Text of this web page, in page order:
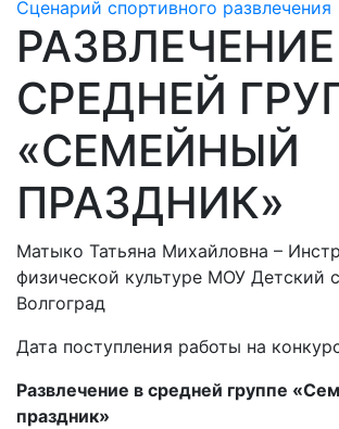
Сценарий спортивного развлечения
СРЕДНЕЙ
«СЕМЕЙНЫЙ
ПРАЗДНИК»
Матыко Татьяна Михайловна –
физической культуре МОУ Детский
Волгоград
Дата поступления работы на
Развлечение в средней группе
праздник»